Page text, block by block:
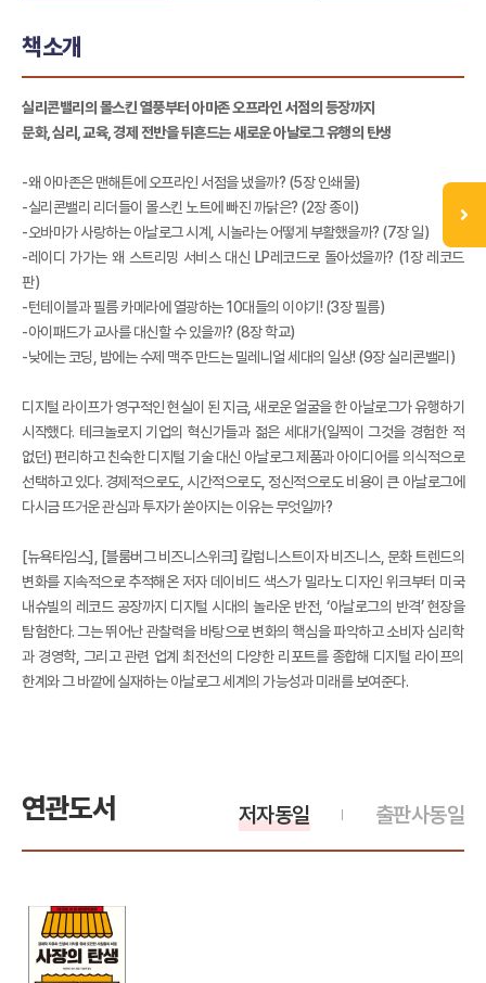
책소개
실리콘밸리의 몰스킨 열풍부터 아마존 오프라인 서점의 등장까지
문화, 심리, 교육, 경제 전반을 뒤흔드는 새로운 아날로그 유행의 탄생
-왜 아마존은 맨해튼에 오프라인 서점을 냈을까? (5장 인쇄물)
-실리콘밸리 리더들이 몰스킨 노트에 빠진 까닭은? (2장 종이)
-오바마가 사랑하는 아날로그 시계, 시놀라는 어떻게 부활했을까? (7장 일)
-레이디 가가는 왜 스트리밍 서비스 대신 LP레코드로 돌아섰을까? (1장 레코드
판)
-턴테이블과 필름 카메라에 열광하는 10대들의 이야기! (3장 필름)
-아이패드가 교사를 대신할 수 있을까? (8장 학교)
-낮에는 코딩, 밤에는 수제 맥주 만드는 밀레니얼 세대의 일상! (9장 실리콘밸리)
디지털 라이프가 영구적인 현실이 된 지금, 새로운 얼굴을 한 아날로그가 유행하기
시작했다. 테크놀로지 기업의 혁신가들과 젊은 세대가(일찍이 그것을 경험한 적
없던) 편리하고 친숙한 디지털 기술 대신 아날로그 제품과 아이디어를 의식적으로
선택하고 있다. 경제적으로도, 시간적으로도, 정신적으로도 비용이 큰 아날로그에
다시금 뜨거운 관심과 투자가 쏟아지는 이유는 무엇일까?
[뉴욕타임스], [블룸버그 비즈니스위크] 칼럼니스트이자 비즈니스, 문화 트렌드의
변화를 지속적으로 추적해온 저자 데이비드 색스가 밀라노 디자인 위크부터 미국
내슈빌의 레코드 공장까지 디지털 시대의 놀라운 반전, ‘아날로그의 반격’ 현장을
탐험한다. 그는 뛰어난 관찰력을 바탕으로 변화의 핵심을 파악하고 소비자 심리학
과 경영학, 그리고 관련 업계 최전선의 다양한 리포트를 종합해 디지털 라이프의
한계와 그 바깥에 실재하는 아날로그 세계의 가능성과 미래를 보여준다.
연관도서 출판사동일
저자동일